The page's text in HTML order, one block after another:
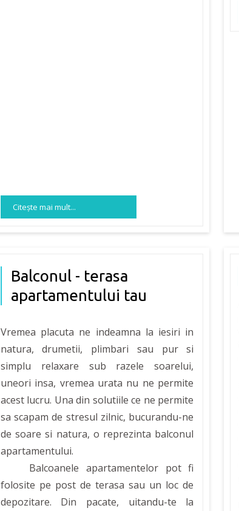
Citeşte mai mult...
Balconul - terasa
apartamentului tau
Vremea placuta ne indeamna la iesiri in
natura, drumetii, plimbari sau pur si
simplu relaxare sub razele soarelui,
uneori insa, vremea urata nu ne permite
acest lucru. Una din solutiile ce ne permite
sa scapam de stresul zilnic, bucurandu-ne
de soare si natura, o reprezinta balconul
apartamentului.
Balcoanele apartamentelor pot fi
folosite pe post de terasa sau un loc de
depozitare. Din pacate, uitandu-te la